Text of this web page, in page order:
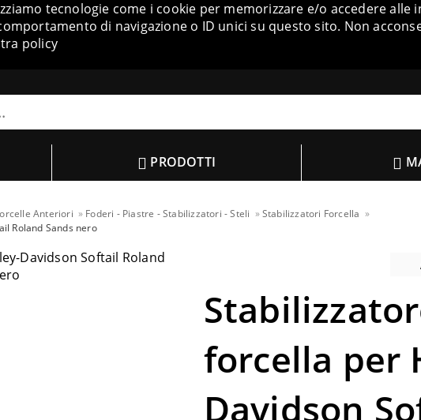
tecnologie come i cookie per memorizzare e/o accedere
di navigazione o ID unici su questo sito. Non
policy
PRODOTTI
Anteriori Foderi - Piastre - Stabilizzatori - Steli
Stabilizzatori Forcella
Roland Sands nero
forcella per
Davidson